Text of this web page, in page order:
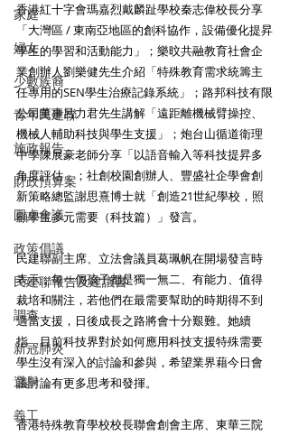
家庭
婦女
少數族裔
青年民建聯
施政報告
財政預算案
圓桌會議
政策倡議
民建聯報告及建議書
調查
新冠肺炎
選舉
義工
香港紅十字會瑪嘉烈戴麟趾學校秦志偉校長分享
「大灣區 / 東南亞地區的創科協作，設備優化提昇
學生的學習和活動能力」；樂旼共融教育社會企
業創辦人劉樂健先生介紹「特殊教育需求統籌主
任專用的SEN學生治療記錄系統」；路邦科技有限
公司董事呂力君先生講解「遠距離機械臂操控、
機械人輔助科技與學生支援」；炮台山循道衛理
中學陳展豪老師分享「以語音輸入等科技提昇多
角度評估」；社創校園創辦人、豐盛社企學會創
新策略總監謝思熹博士就「創造21世紀學校，照
顧學生多元需要（科技篇）」發言。
民建聯副主席、立法會議員葛珮帆在開場發言時
表示，每一個孩子都是獨一無二、有能力、值得
裁培和關注，若他們在最需要幫助的時期得不到
適當支援，日後成長之路將會十分艱難。她續
指，目前科技界對於如何應用科技支援特殊需要
學生沒有深入的討論和參與，希望業界藉今日會
議討論有更多思考和發揮。
香港特殊教育學校校長聯會創會主席、東華三院